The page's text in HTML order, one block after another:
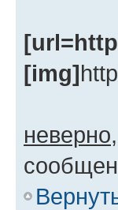
[img]
неверно